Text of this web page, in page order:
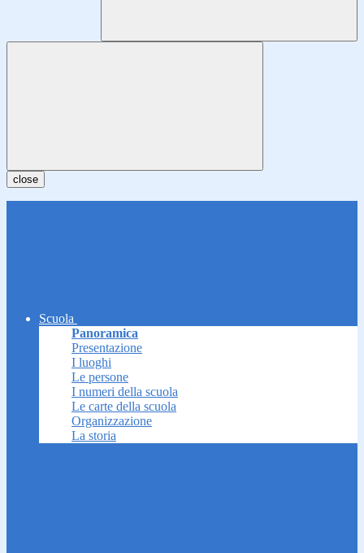
close
Scuola
Panoramica
Presentazione
I luoghi
Le persone
I numeri della scuola
Le carte della scuola
Organizzazione
La storia